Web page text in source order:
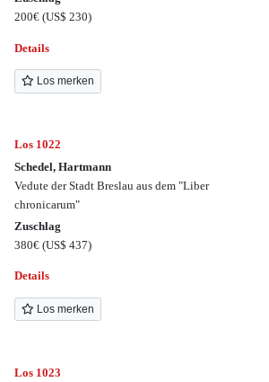
200€(US$ 230)
Details
Los merken
Los 1022
Schedel, Hartmann
Vedute der Stadt Breslau aus dem "Liber
chronicarum"
Zuschlag
380€(US$ 437)
Details
Los merken
Los 1023